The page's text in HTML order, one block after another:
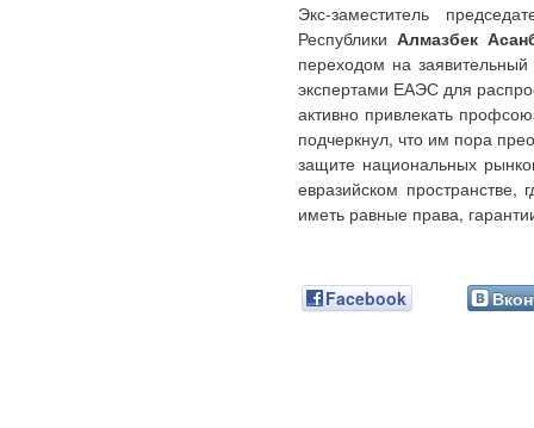
Экс-заместитель
Республики Алмазбек
переходом на
экспертами ЕАЭС для
активно привлекать
подчеркнул, что им пора
защите национальных
евразийском
иметь равные права,
Facebook